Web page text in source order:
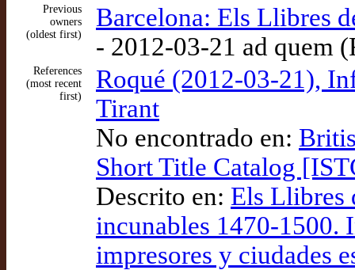
Previous
owners
(oldest first)
Barcelona: Els Llibres
- 2012-03-21 ad quem
References
(most recent
first)
Roqué (2012-03-21),
Tirant
No encontrado en:
Short Title Catalog
Descrito en: Els Llibres
incunables 1470-1500.
impresores y ciudades